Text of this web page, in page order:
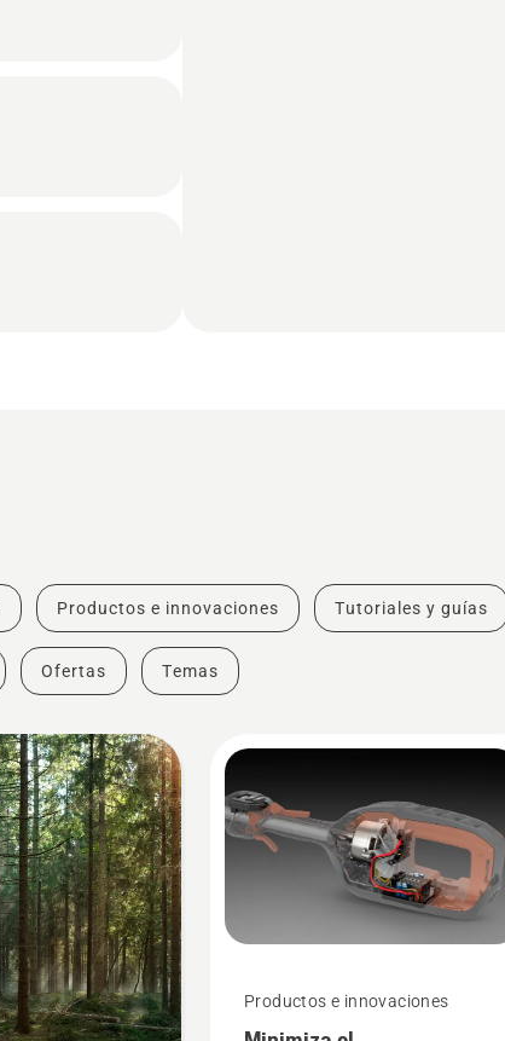
Productos e innovaciones Tutoriales y guías
Ofertas Temas
Productos e innovaciones